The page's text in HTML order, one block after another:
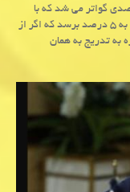
در ۳۰ سال پیش باعث بروز ۷۰ درصدی گواتر می شد كه با
غنی سازی نمك به ید تصفیه شده سبب شد این عدد به ۵ درصد برسد كه اگر از
به تدریج به همان